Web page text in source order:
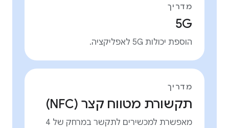
מדריך
5G
הוספת יכולות 5G לאפליקציה.
מדריך
תקשורת מטווח קצר (NFC)
מאפשרת למכשירים לתקשר במרחק של 4